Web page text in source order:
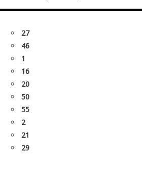
27
46
1
16
20
50
55
2
21
29